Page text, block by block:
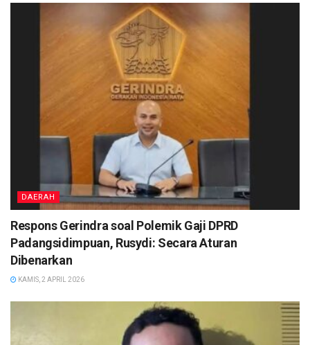
DAERAH
Respons Gerindra soal Polemik Gaji DPRD
Padangsidimpuan, Rusydi: Secara Aturan
Dibenarkan
KAMIS, 2 APRIL 2026